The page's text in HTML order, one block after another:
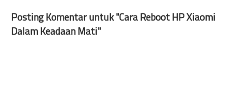
Posting Komentar untuk "Cara Reboot HP Xiaomi
Dalam Keadaan Mati"